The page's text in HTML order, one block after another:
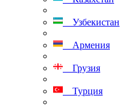
Узбекистан
Армения
Грузия
Турция